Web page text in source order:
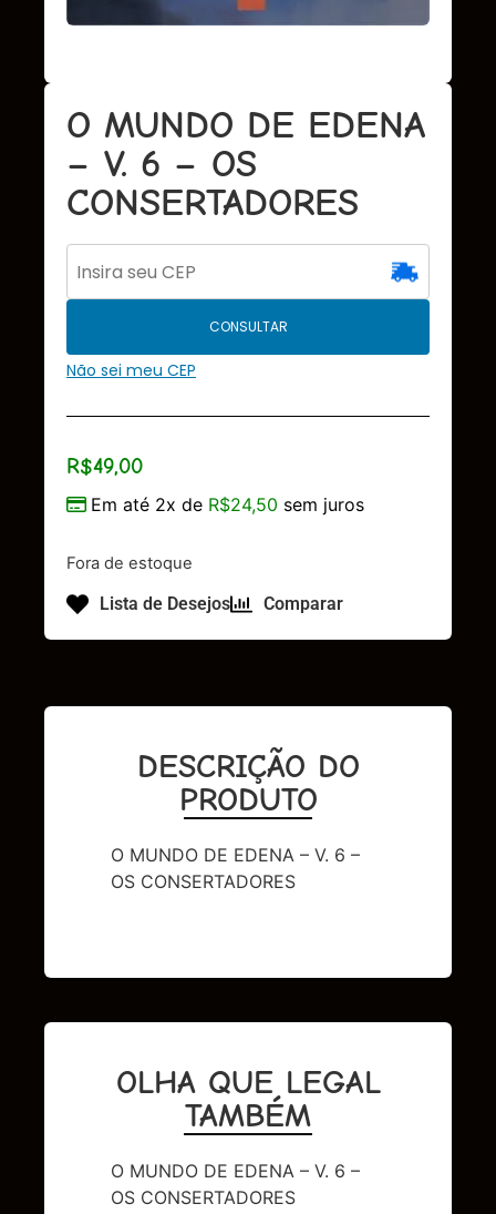
O MUNDO DE EDENA
– V. 6 – OS
CONSERTADORES
CONSULTAR
Não sei meu CEP
R$49,00
Em até 2x de R$24,50 sem juros
Fora de estoque
Lista de Desejos Comparar
DESCRIÇÃO DO
PRODUTO
O MUNDO DE EDENA – V. 6 –
OS CONSERTADORES
OLHA QUE LEGAL
TAMBÉM
O MUNDO DE EDENA – V. 6 –
OS CONSERTADORES